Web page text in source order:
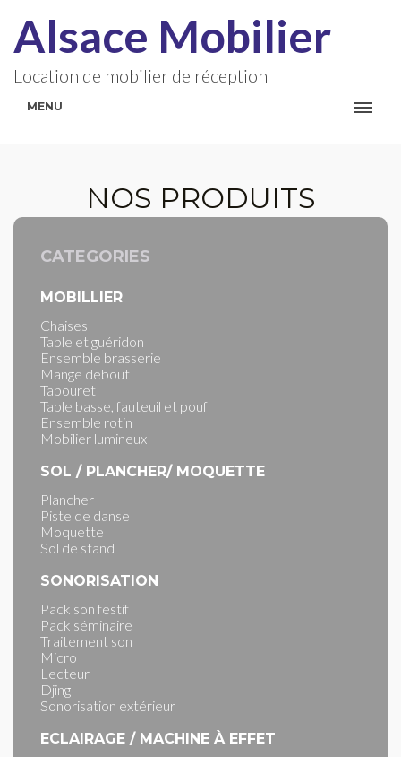
Alsace Mobilier
Location de mobilier de réception
MENU
NOS PRODUITS
CATEGORIES
MOBILLIER
Chaises
Table et guéridon
Ensemble brasserie
Mange debout
Tabouret
Table basse, fauteuil et pouf
Ensemble rotin
Mobilier lumineux
SOL / PLANCHER/ MOQUETTE
Plancher
Piste de danse
Moquette
Sol de stand
SONORISATION
Pack son festif
Pack séminaire
Traitement son
Micro
Lecteur
Djing
Sonorisation extérieur
ECLAIRAGE / MACHINE À EFFET